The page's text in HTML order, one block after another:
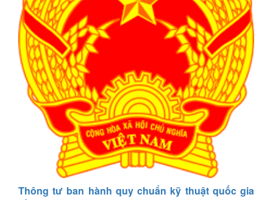
Thông tư ban hành quy chuẩn kỹ thuật quốc gia